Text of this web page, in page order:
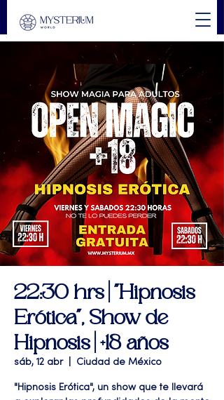
22:30 hrs | "Hipnosis
Erótica", Show de
Hipnosis | +18 años
sáb, 12 abr
  |
Ciudad de México
"Hipnosis Erótica", un show que te llevará